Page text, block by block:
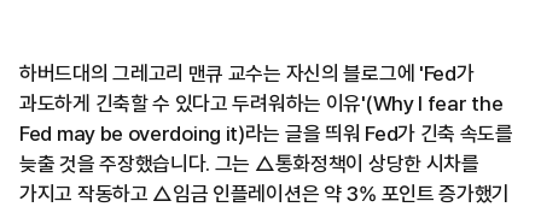
하버드대의 그레고리 맨큐 교수는 자신의 블로그에 'Fed가
과도하게 긴축할 수 있다고 두려워하는 이유'(Why I fear the
Fed may be overdoing it)라는 글을 띄워 Fed가 긴축 속도를
늦출 것을 주장했습니다. 그는 △통화정책이 상당한 시차를
가지고 작동하고 △임금 인플레이션은 약 3% 포인트 증가했기